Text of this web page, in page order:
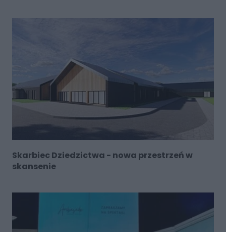
Skarbiec Dziedzictwa - nowa przestrzeń w
skansenie